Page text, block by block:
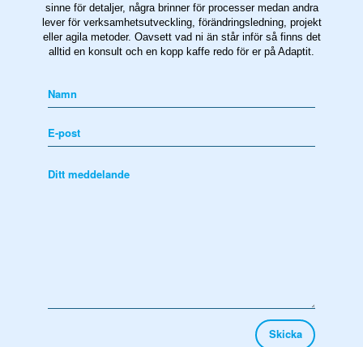
sinne för detaljer, några brinner för processer medan andra
lever för verksamhetsutveckling, förändringsledning, projekt
eller agila metoder. Oavsett vad ni än står inför så finns det
alltid en konsult och en kopp kaffe redo för er på Adaptit.